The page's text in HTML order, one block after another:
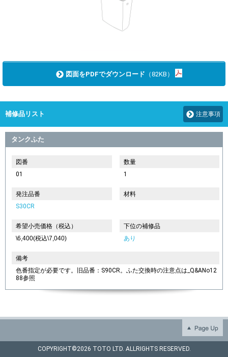
図面をPDFでダウンロード （82KB）
補修品リスト 注意事項
タンクふた
図番
01
数量
1
発注品番
S30CR
材料
希望小売価格（税込）
\6,400(税込\7,040)
下位の補修品
あり
備考
色番指定が必要です。旧品番：S90CR。ふた交換時の注意点は_Q&ANo12
88参照
COPYRIGHT©2026 TOTO LTD. ALLRIGHTS RESERVED.